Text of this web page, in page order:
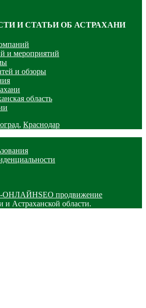
И СТАТЬИ ОБ АСТРАХАНИ
и мероприятий
и обзоры
область
, Краснодар
ОНЛАЙНSEO продвижение
и Астраханской области.